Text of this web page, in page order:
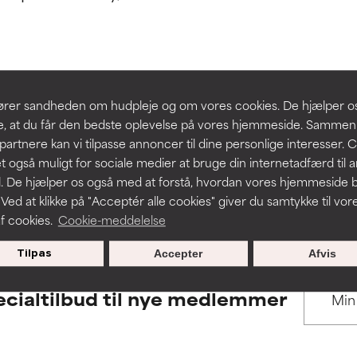
sandheden om hudpleje og om vores cookies. De hjælper
at du får den bedste oplevelse på vores hjemmeside.
kan vi tilpasse annoncer til dine personlige interesser.
også muligt for sociale medier at bruge din internetadfærd til
De hjælper os også med at forstå, hvordan vores hjemmeside
at klikke på "Acceptér alle cookies" giver du samtykke til
cookies. Cookie-meddelelse
Tilpas Afvis
Accepter
BACK TO SEARCH
to assess ingredients in this dictionary. Regulations
men kan have kosmetiske, stabilitetsmæssige eller
anvendelighed.
irritation. Risikoen øges, når det kombineres med andre
inflammation, tørhed osv. Kan være en fordel i nogle
påvist, at ingrediensen gør mere skade end gavn.
men kan have kosmetiske, stabilitetsmæssige eller
anvendelighed.
irritation. Risikoen øges, når det kombineres med andre
inflammation, tørhed osv. Kan være en fordel i nogle
påvist, at ingrediensen gør mere skade end gavn.
til nye medlemmer